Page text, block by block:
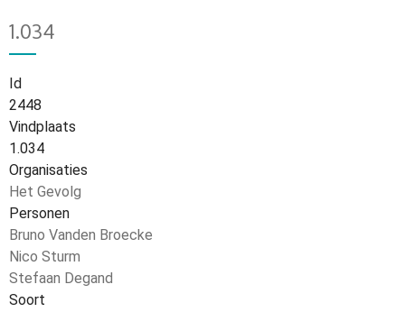
1.034
Id
2448
Vindplaats
1.034
Organisaties
Het Gevolg
Personen
Bruno Vanden Broecke
Nico Sturm
Stefaan Degand
Soort